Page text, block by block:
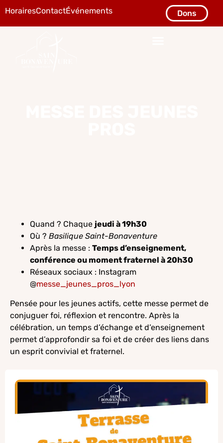
HorairesContactÉvénements Dons
Quand ? Chaque jeudi à 19h30
Où ? Basilique Saint-Bonaventure
Après la messe : Temps d’enseignement,
conférence ou moment fraternel à 20h30
Réseaux sociaux : Instagram
@messe_jeunes_pros_lyon
Pensée pour les jeunes actifs, cette messe permet de
conjuguer foi, réflexion et rencontre. Après la
célébration, un temps d’échange et d’enseignement
permet d’approfondir sa foi et de créer des liens dans
un esprit convivial et fraternel.